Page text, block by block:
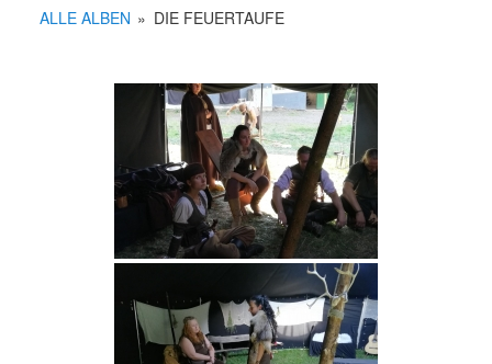
ALLE ALBEN » DIE FEUERTAUFE